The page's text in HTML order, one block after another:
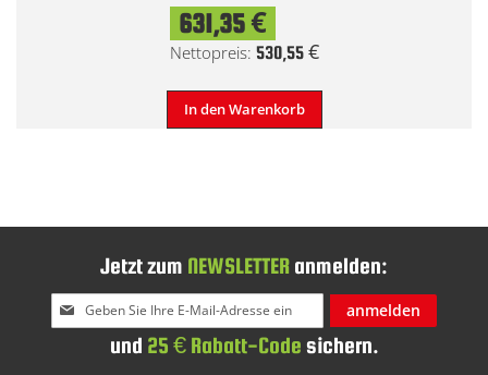
631,35 €
530,55 €
In den Warenkorb
Jetzt zum NEWSLETTER anmelden:
Melden
Sie
anmelden
und 25 € Rabatt-Code sichern.